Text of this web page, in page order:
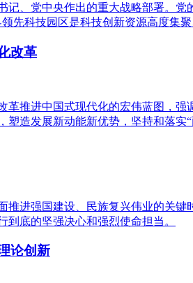
记、党中央作出的重大战略部署。
先科技园区是科技创新资源高度集
改革
革推进中国式现代化的宏伟蓝图，
造发展新动能新优势，坚持和落实
推进强国建设、民族复兴伟业的关
底的坚强决心和强烈使命担当。
论创新